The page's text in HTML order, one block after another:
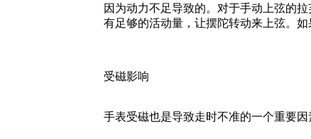
因为动力不足导致的。对于手动上弦的
有足够的活动量，让摆陀转动来上弦。
受磁影响
手表受磁也是导致走时不准的一个重要